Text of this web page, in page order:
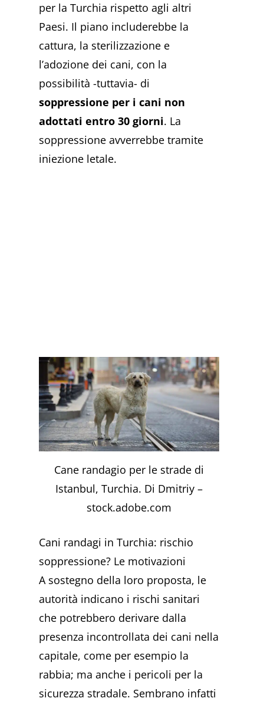
per la Turchia rispetto agli altri
Paesi. Il piano includerebbe la
cattura, la sterilizzazione e
l’adozione dei cani, con la
possibilità -tuttavia- di
soppressione per i cani non
adottati entro 30 giorni. La
soppressione avverrebbe tramite
iniezione letale.
Cane randagio per le strade di
Istanbul, Turchia. Di Dmitriy –
stock.adobe.com
Cani randagi in Turchia: rischio
soppressione? Le motivazioni
A sostegno della loro proposta, le
autorità indicano i rischi sanitari
che potrebbero derivare dalla
presenza incontrollata dei cani nella
capitale, come per esempio la
rabbia; ma anche i pericoli per la
sicurezza stradale. Sembrano infatti